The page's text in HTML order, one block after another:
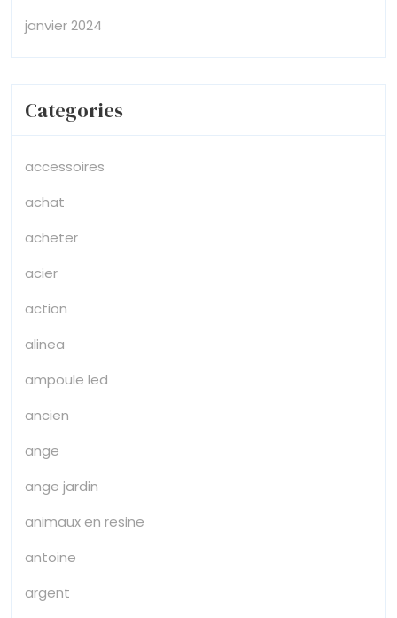
janvier 2024
Categories
accessoires
achat
acheter
acier
action
alinea
ampoule led
ancien
ange
ange jardin
animaux en resine
antoine
argent